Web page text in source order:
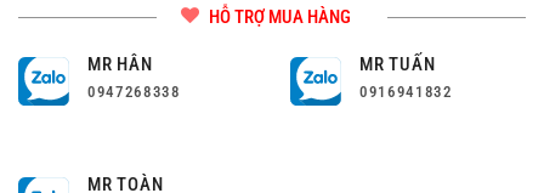
HỖ TRỢ MUA HÀNG
MR HÂN
0947268338
MR TUẤN
0916941832
MR TOÀN